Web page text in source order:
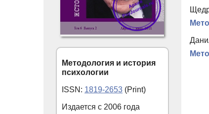
Методология и история
психологии
ISSN: 1819-2653 (Print)
Издается с 2006 года